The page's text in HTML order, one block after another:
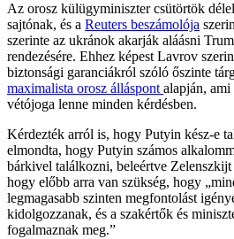
Az orosz külügyminiszter csütörtök
sajtónak, és a Reuters beszámolója
szerinte az ukránok akarják aláásni
rendezésére. Ehhez képest Lavrov
biztonsági garanciákról szóló őszinte
maximalista orosz álláspont alapján,
vétójoga lenne minden kérdésben.
Kérdezték arról is, hogy Putyin kész-e
elmondta, hogy Putyin számos
bárkivel találkozni, beleértve Zelenszkijt
hogy előbb arra van szükség, hogy
legmagasabb szinten megfontolást
kidolgozzanak, és a szakértők és
fogalmaznak meg.”